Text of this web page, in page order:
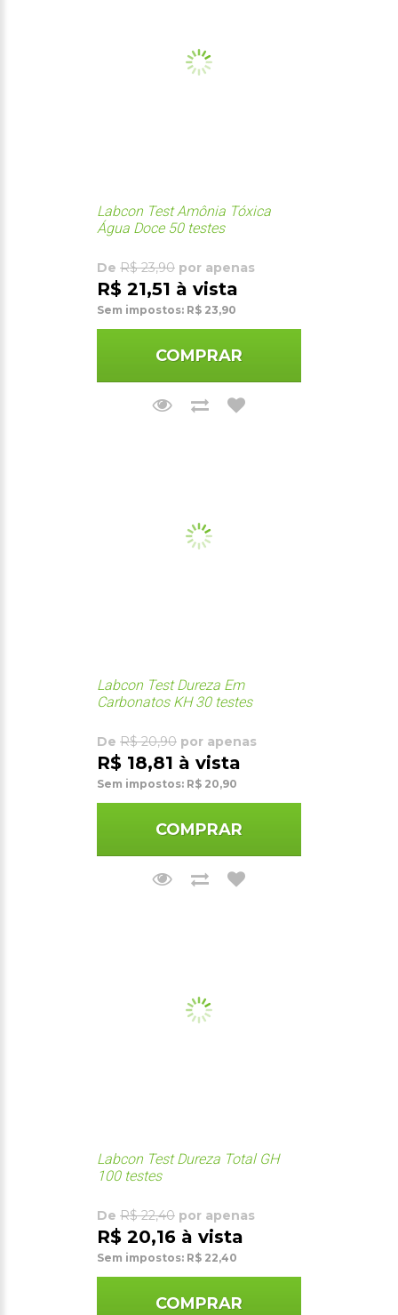
Labcon Test Amônia Tóxica
Água Doce 50 testes
De R$ 23,90 por apenas
R$ 21,51 à vista
Sem impostos: R$ 23,90
COMPRAR
Labcon Test Dureza Em
Carbonatos KH 30 testes
De R$ 20,90 por apenas
R$ 18,81 à vista
Sem impostos: R$ 20,90
COMPRAR
Labcon Test Dureza Total GH
100 testes
De R$ 22,40 por apenas
R$ 20,16 à vista
Sem impostos: R$ 22,40
COMPRAR